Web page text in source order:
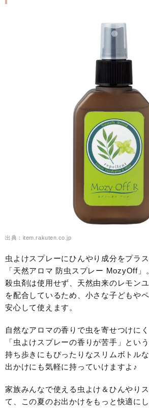
出典：item.rakuten.co.jp
虫よけスプレーにひんやり成分をプラ
「天然アロマ 防虫スプレー MozyOff」。
殺虫剤は使用せず、天然由来のレモン
を配合しているため、小さな子どもや
安心して使えます。
自然なアロマの香りで虫を寄せつけに
「虫よけスプレーの香りが苦手」とい
持ち歩きにもぴったりなスリムボトル
出かけにも気軽に持っていけますよ♪
家族みんなで使える虫よけ＆ひんやり
て、この夏のお出かけをもっと快適にし